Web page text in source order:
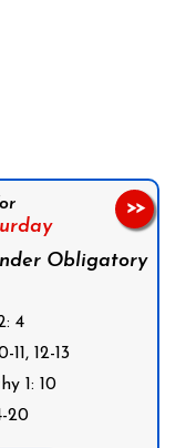
Obligatory
4
12-13
1: 10
20
>>